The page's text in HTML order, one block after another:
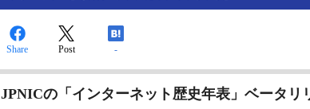
Share Post -
JPNICの「インターネット歴史年表」ベータリ